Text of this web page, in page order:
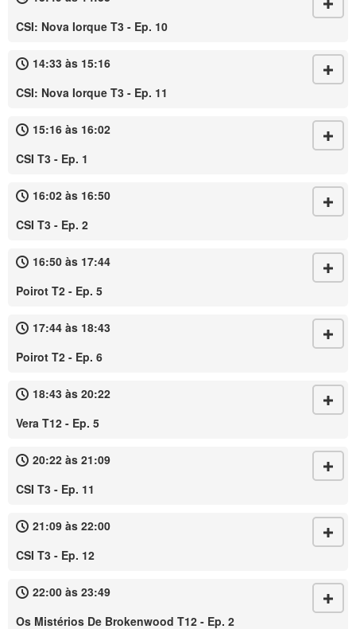
CSI: Nova Iorque T3 - Ep. 10
14:33 às 15:16
CSI: Nova Iorque T3 - Ep. 11
15:16 às 16:02
CSI T3 - Ep. 1
16:02 às 16:50
CSI T3 - Ep. 2
16:50 às 17:44
Poirot T2 - Ep. 5
17:44 às 18:43
Poirot T2 - Ep. 6
18:43 às 20:22
Vera T12 - Ep. 5
20:22 às 21:09
CSI T3 - Ep. 11
21:09 às 22:00
CSI T3 - Ep. 12
22:00 às 23:49
Os Mistérios De Brokenwood T12 - Ep. 2